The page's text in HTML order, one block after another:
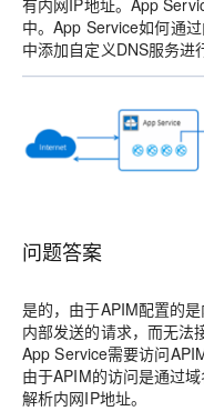
有内网IP地址。App
中。App Service如何通
中添加自定义DNS服务进
问题答案
是的，由于APIM配置的
内部发送的请求，而无法
App Service需要访问
由于APIM的访问是通过
解析内网IP地址。